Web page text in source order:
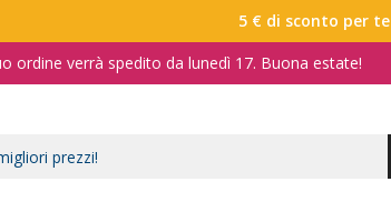
5 € di sconto per te
ordine verrà spedito da lunedì 17. Buona estate!